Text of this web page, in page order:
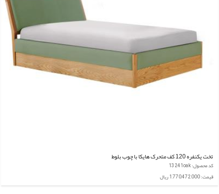
تخت یکنفره 120 کف متحرک هایکا با چوب بلوط
کد محصول: 13241oak
قیمت: 1,770,472,000 ریال